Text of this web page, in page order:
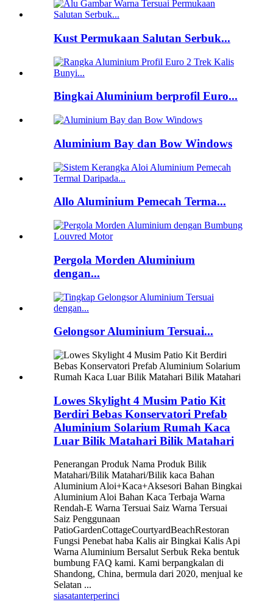
Kust Permukaan Salutan Serbuk...
Bingkai Aluminium berprofil Euro...
Aluminium Bay dan Bow Windows
Allo Aluminium Pemecah Terma...
Pergola Morden Aluminium
dengan...
Gelongsor Aluminium Tersuai...
Lowes Skylight 4 Musim Patio Kit
Berdiri Bebas Konservatori Prefab
Aluminium Solarium Rumah Kaca
Luar Bilik Matahari Bilik Matahari
Penerangan Produk Nama Produk Bilik
Matahari/Bilik Matahari/Bilik kaca Bahan
Aluminium Aloi+Kaca+Aksesori Bahan Bingkai
Aluminium Aloi Bahan Kaca Terbaja Warna
Rendah-E Warna Tersuai Saiz Warna Tersuai
Saiz Penggunaan
PatioGardenCottageCourtyardBeachRestoran
Fungsi Penebat haba Kalis air Bingkai Kalis Api
Warna Aluminium Bersalut Serbuk Reka bentuk
bumbung FAQ kami. Kami berpangkalan di
Shandong, China, bermula dari 2020, menjual ke
Selatan ...
siasatanterperinci